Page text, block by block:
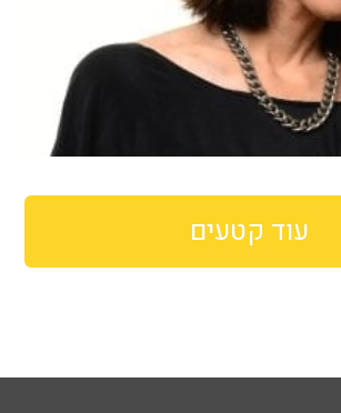
עוד קטעים